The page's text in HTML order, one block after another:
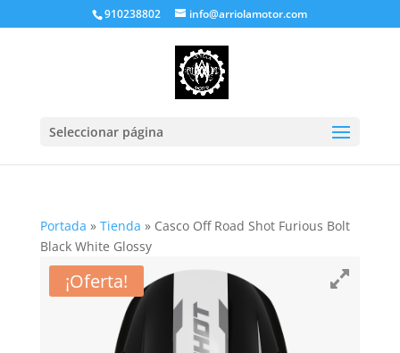
910238802 info@arriolamotor.com
Seleccionar página
Portada » Tienda » Casco Off Road Shot Furious Bolt
Black White Glossy
¡Oferta!